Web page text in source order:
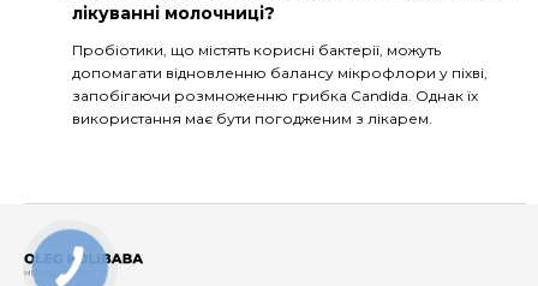
лікуванні молочниці?
Пробіотики, що містять корисні бактерії, можуть
допомагати відновленню балансу мікрофлори у піхві,
запобігаючи розмноженню грибка Candida. Однак їх
використання має бути погодженим з лікарем.